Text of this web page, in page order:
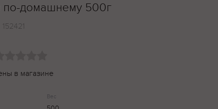
по-домашнему 500г
152421
в магазине
Вес